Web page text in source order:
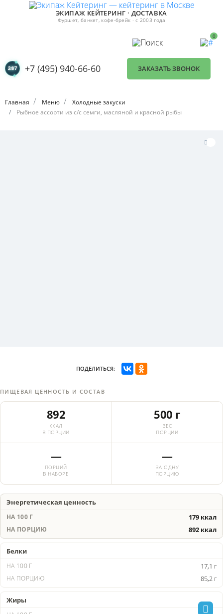
ЭКИПАЖ КЕЙТЕРИНГ · ДОСТАВКА
Фуршет, банкет, кофе-брейк · с 2003 года
0
+7 (495) 940-66-60 ЗАКАЗАТЬ ЗВОНОК
Главная Меню
Холодные закуски
Рыбное ассорти из с/с семги, масляной и красной рыбы
ПОДЕЛИТЬСЯ:
ПИЩЕВАЯ ЦЕННОСТЬ И СОСТАВ
892
ККАЛ
В ПОРЦИИ
500 г
ВЕС
ПОРЦИИ
—
ПОРЦИЙ
В НАБОРЕ
—
ЗА ОДНУ
ПОРЦИЮ
Энергетическая ценность
179 ккал
892 ккал
Белки
17,1 г
85,2 г
Жиры